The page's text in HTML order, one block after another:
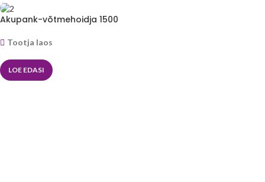
Akupank-võtmehoidja 1500
Tootja laos
LOE EDASI